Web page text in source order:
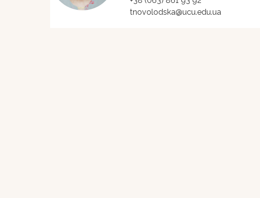
tnovolodska@ucu.edu.ua